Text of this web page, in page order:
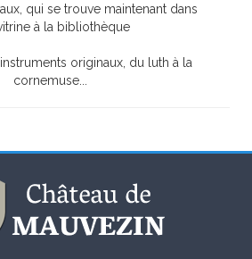
qui se trouve maintenant dans
à la bibliothèque
originaux, du luth à la
cornemuse...